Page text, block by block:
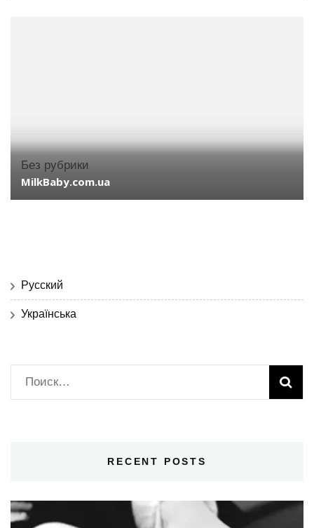
Без рубрики
MilkBaby.com.ua
Русский
Українська
Найти:
RECENT POSTS